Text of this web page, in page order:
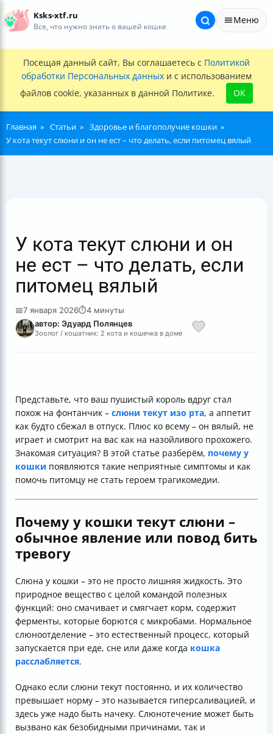
Ksks-xtf.ru
Все, что нужно знать о вашей кошке
Меню
Посещая данный сайт, Вы соглашаетесь с Политикой
обработки Персональных данных и с использованием
файлов cookie, указанных в данной Политике.
OK
Главная Статьи
Здоровье и благополучие кошки
У кота текут слюни и он не ест – что делать, если питомец вялый
У кота текут слюни и он
не ест – что делать, если
питомец вялый
📅7 января 2026⏱4 минуты
автор: Эдуард Полянцев
Зоолог / кошатник: 2 кота и кошечка в доме
Представьте, что ваш пушистый король вдруг стал
похож на фонтанчик – слюни текут изо рта, а аппетит
как будто сбежал в отпуск. Плюс ко всему – он вялый, не
играет и смотрит на вас как на назойливого прохожего.
Знакомая ситуация? В этой статье разберём, почему у
кошки появляются такие неприятные симптомы и как
помочь питомцу не стать героем трагикомедии.
Почему у кошки текут слюни –
обычное явление или повод бить
тревогу
Слюна у кошки – это не просто лишняя жидкость. Это
природное вещество с целой командой полезных
функций: оно смачивает и смягчает корм, содержит
ферменты, которые борются с микробами. Нормальное
слюноотделение – это естественный процесс, который
запускается при еде, сне или даже когда кошка
расслабляется.
Однако если слюни текут постоянно, и их количество
превышает норму – это называется гиперсаливацией, и
здесь уже надо быть начеку. Слюнотечение может быть
вызвано как безобидными причинами, так и